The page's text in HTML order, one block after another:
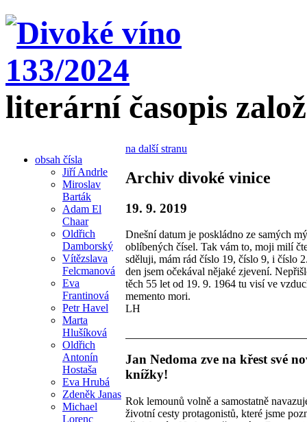
literární časopis
obsah čísla
Jiří Andrle
Miroslav
Barták
Adam El
Chaar
Oldřich
Damborský
Vítězslava
Felcmanová
Eva
Frantinová
Petr Havel
Marta
Hlušíková
Oldřich
Antonín
Hostaša
Eva Hrubá
Zdeněk Janas
Michael
Lorenc
na další stranu
Archiv divoké vinice
19. 9. 2019
Dnešní datum je poskládno ze samých
oblíbených čísel. Tak vám to, moji milí
sděluji, mám rád číslo 19, číslo 9, i číslo
den jsem očekával nějaké zjevení.
těch 55 let od 19. 9. 1964 tu visí ve
memento mori.
LH
Jan Nedoma zve na křest své
knížky!
Rok lemounů volně a samostatně
životní cesty protagonistů, které jsme